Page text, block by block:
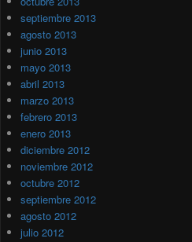
septiembre 2013
agosto 2013
junio 2013
mayo 2013
abril 2013
marzo 2013
febrero 2013
enero 2013
diciembre 2012
noviembre 2012
octubre 2012
septiembre 2012
agosto 2012
julio 2012